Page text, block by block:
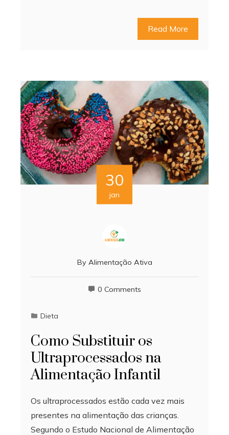
Read More
30
jan
By Alimentação Ativa
0 Comments
Dieta
Como Substituir os
Ultraprocessados na
Alimentação Infantil
Os ultraprocessados estão cada vez mais
presentes na alimentação das crianças.
Segundo o Estudo Nacional de Alimentação